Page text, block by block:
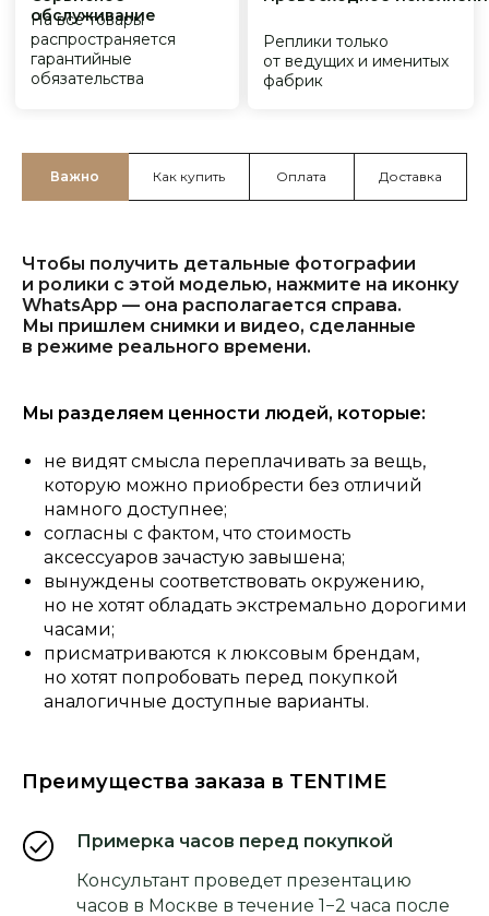
Важно Как купить Оплата Доставка
Чтобы получить детальные фотографии
и ролики с этой моделью, нажмите на иконку
WhatsApp — она располагается справа.
Мы пришлем снимки и видео, сделанные
в режиме реального времени.
Мы разделяем ценности людей, которые:
не видят смысла переплачивать за вещь,
которую можно приобрести без отличий
намного доступнее;
согласны с фактом, что стоимость
аксессуаров зачастую завышена;
вынуждены соответствовать окружению,
но не хотят обладать экстремально дорогими
часами;
присматриваются к люксовым брендам,
но хотят попробовать перед покупкой
аналогичные доступные варианты.
Преимущества заказа в TENTIME
Примерка часов перед покупкой
Консультант проведет презентацию
часов в Москве в течение 1−2 часа после